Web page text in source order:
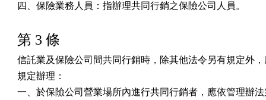
四、保險業務人員：指辦理共同行銷之保險公司人員。
第 3 條
信託業及保險公司間共同行銷時，除其他法令另有規定外
規定辦理：
一、於保險公司營業場所內進行共同行銷者，應依管理辦